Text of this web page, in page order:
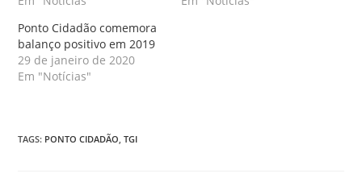
Ponto Cidadão comemora
balanço positivo em 2019
29 de janeiro de 2020
Em "Notícias"
TAGS: PONTO CIDADÃO, TGI